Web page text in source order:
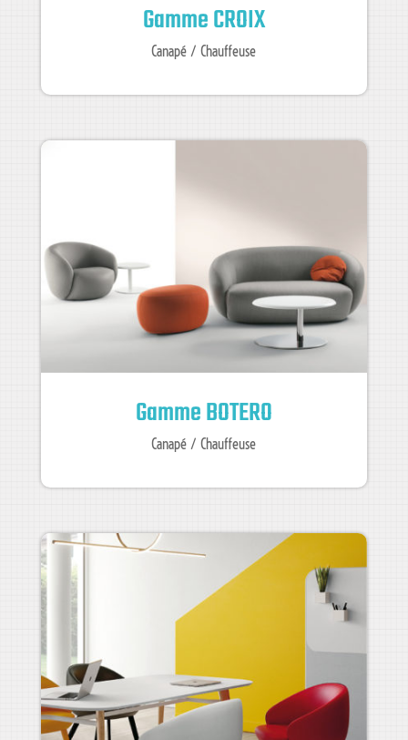
Gamme CROIX
Canapé / Chauffeuse
Gamme BOTERO
Canapé / Chauffeuse